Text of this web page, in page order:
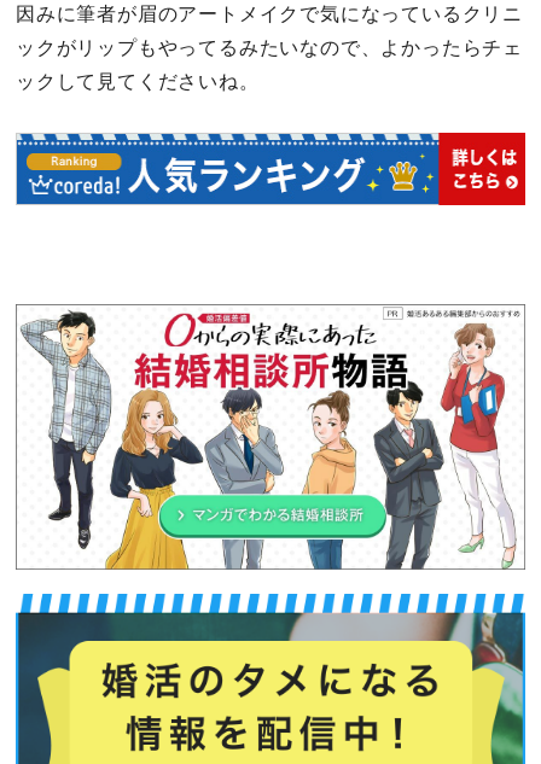
因みに筆者が眉のアートメイクで気になっているクリニ
ックがリップもやってるみたいなので、よかったらチェ
ックして見てくださいね。